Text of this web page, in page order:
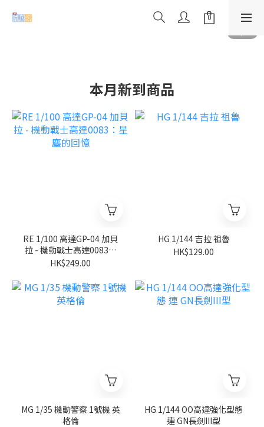
本月新到商品
RE 1/100 高達GP-04 加貝
拉 - 機動戰士高達0083：
星塵的回憶
HK$249.00
HG 1/144 吉拉 祖魯
HK$129.00
MG 1/35 機動警察 1號機 英
格倫
HG 1/144 OO高達強化型態
連 GN長劍III型